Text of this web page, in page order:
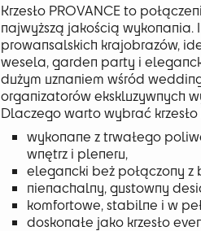
Krzesło PROVANCE to
najwyższą jakością wykonania.
prowansalskich krajobrazów,
wesela, garden party i
dużym uznaniem wśród
organizatorów ekskluzywnych
Dlaczego warto wybrać krzesło
wykonane z trwałego
wnętrz i pleneru,
elegancki beż połączony z
nienachalny, gustowny
komfortowe, stabilne i w
doskonałe jako krzesło